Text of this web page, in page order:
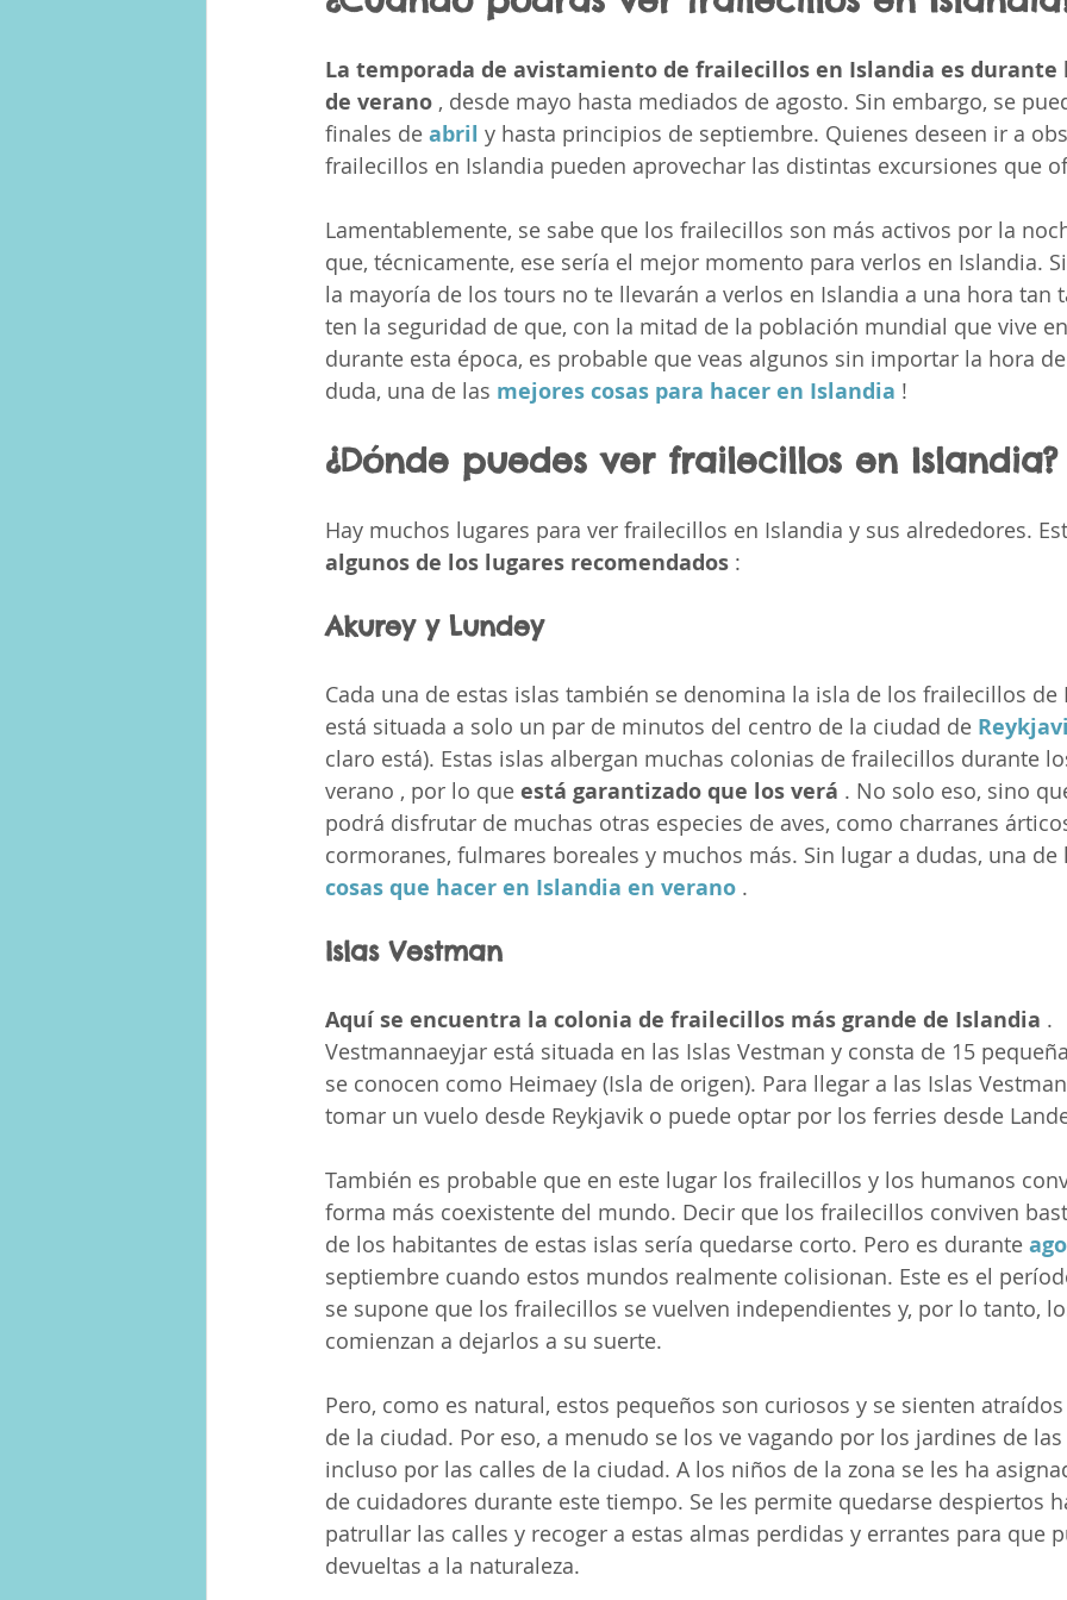
La temporada de avistamiento de frailecillos en Islandia es durante
de verano , desde mayo hasta mediados de agosto. Sin embargo, se
finales de abril y hasta principios de septiembre. Quienes deseen ir a
frailecillos en Islandia pueden aprovechar las distintas excursiones que
Lamentablemente, se sabe que los frailecillos son más activos por la
que, técnicamente, ese sería el mejor momento para verlos en Islandia.
la mayoría de los tours no te llevarán a verlos en Islandia a una hora tan
ten la seguridad de que, con la mitad de la población mundial que vive
durante esta época, es probable que veas algunos sin importar la hora
duda, una de las mejores cosas para hacer en Islandia !
¿Dónde puedes ver frailecillos en Islandia?
Hay muchos lugares para ver frailecillos en Islandia y sus alrededores.
algunos de los lugares recomendados :
Akurey y Lundey
Cada una de estas islas también se denomina la isla de los frailecillos
está situada a solo un par de minutos del centro de la ciudad de
claro está). Estas islas albergan muchas colonias de frailecillos durante
verano , por lo que está garantizado que los verá . No solo eso, sino
podrá disfrutar de muchas otras especies de aves, como charranes
cormoranes, fulmares boreales y muchos más. Sin lugar a dudas, una
cosas que hacer en Islandia en verano .
Islas Vestman
Aquí se encuentra la colonia de frailecillos más grande de Islandia .
Vestmannaeyjar está situada en las Islas Vestman y consta de 15
se conocen como Heimaey (Isla de origen). Para llegar a las Islas
tomar un vuelo desde Reykjavik o puede optar por los ferries desde
También es probable que en este lugar los frailecillos y los humanos
forma más coexistente del mundo. Decir que los frailecillos conviven
de los habitantes de estas islas sería quedarse corto. Pero es durante
septiembre cuando estos mundos realmente colisionan. Este es el
se supone que los frailecillos se vuelven independientes y, por lo tanto,
comienzan a dejarlos a su suerte.
Pero, como es natural, estos pequeños son curiosos y se sienten
de la ciudad. Por eso, a menudo se los ve vagando por los jardines de
incluso por las calles de la ciudad. A los niños de la zona se les ha
de cuidadores durante este tiempo. Se les permite quedarse despiertos
patrullar las calles y recoger a estas almas perdidas y errantes para que
devueltas a la naturaleza.